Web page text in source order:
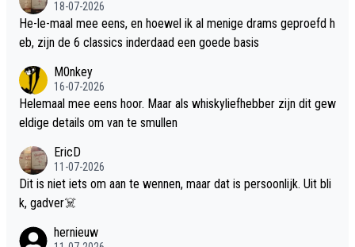
18-07-2026
He-le-maal mee eens, en hoewel ik al menige drams geproefd h
eb, zijn de 6 classics inderdaad een goede basis
M0nkey
16-07-2026
Helemaal mee eens hoor. Maar als whiskyliefhebber zijn dit gew
eldige details om van te smullen
EricD
11-07-2026
Dit is niet iets om aan te wennen, maar dat is persoonlijk. Uit bli
k, gadver☠️
hernieuw